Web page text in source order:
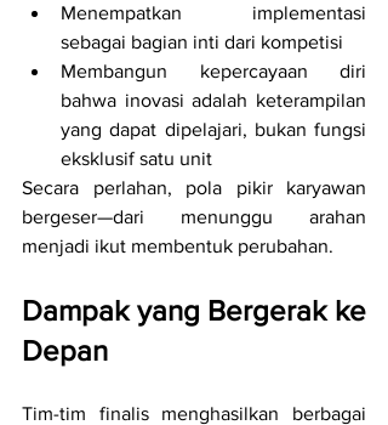
Menempatkan implementasi
sebagai bagian inti dari kompetisi
Membangun kepercayaan diri
bahwa inovasi adalah keterampilan
yang dapat dipelajari, bukan fungsi
eksklusif satu unit
Secara perlahan, pola pikir karyawan
bergeser—dari menunggu arahan
menjadi ikut membentuk perubahan.
Dampak yang Bergerak ke
Depan
Tim-tim finalis menghasilkan berbagai